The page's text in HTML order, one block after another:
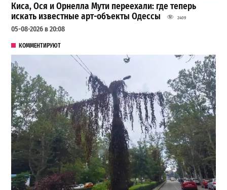
Киса, Ося и Орнелла Мути переехали: где теперь
искать известные арт-объекты Одессы
2409
05-08-2026 в 20:08
КОММЕНТИРУЮТ